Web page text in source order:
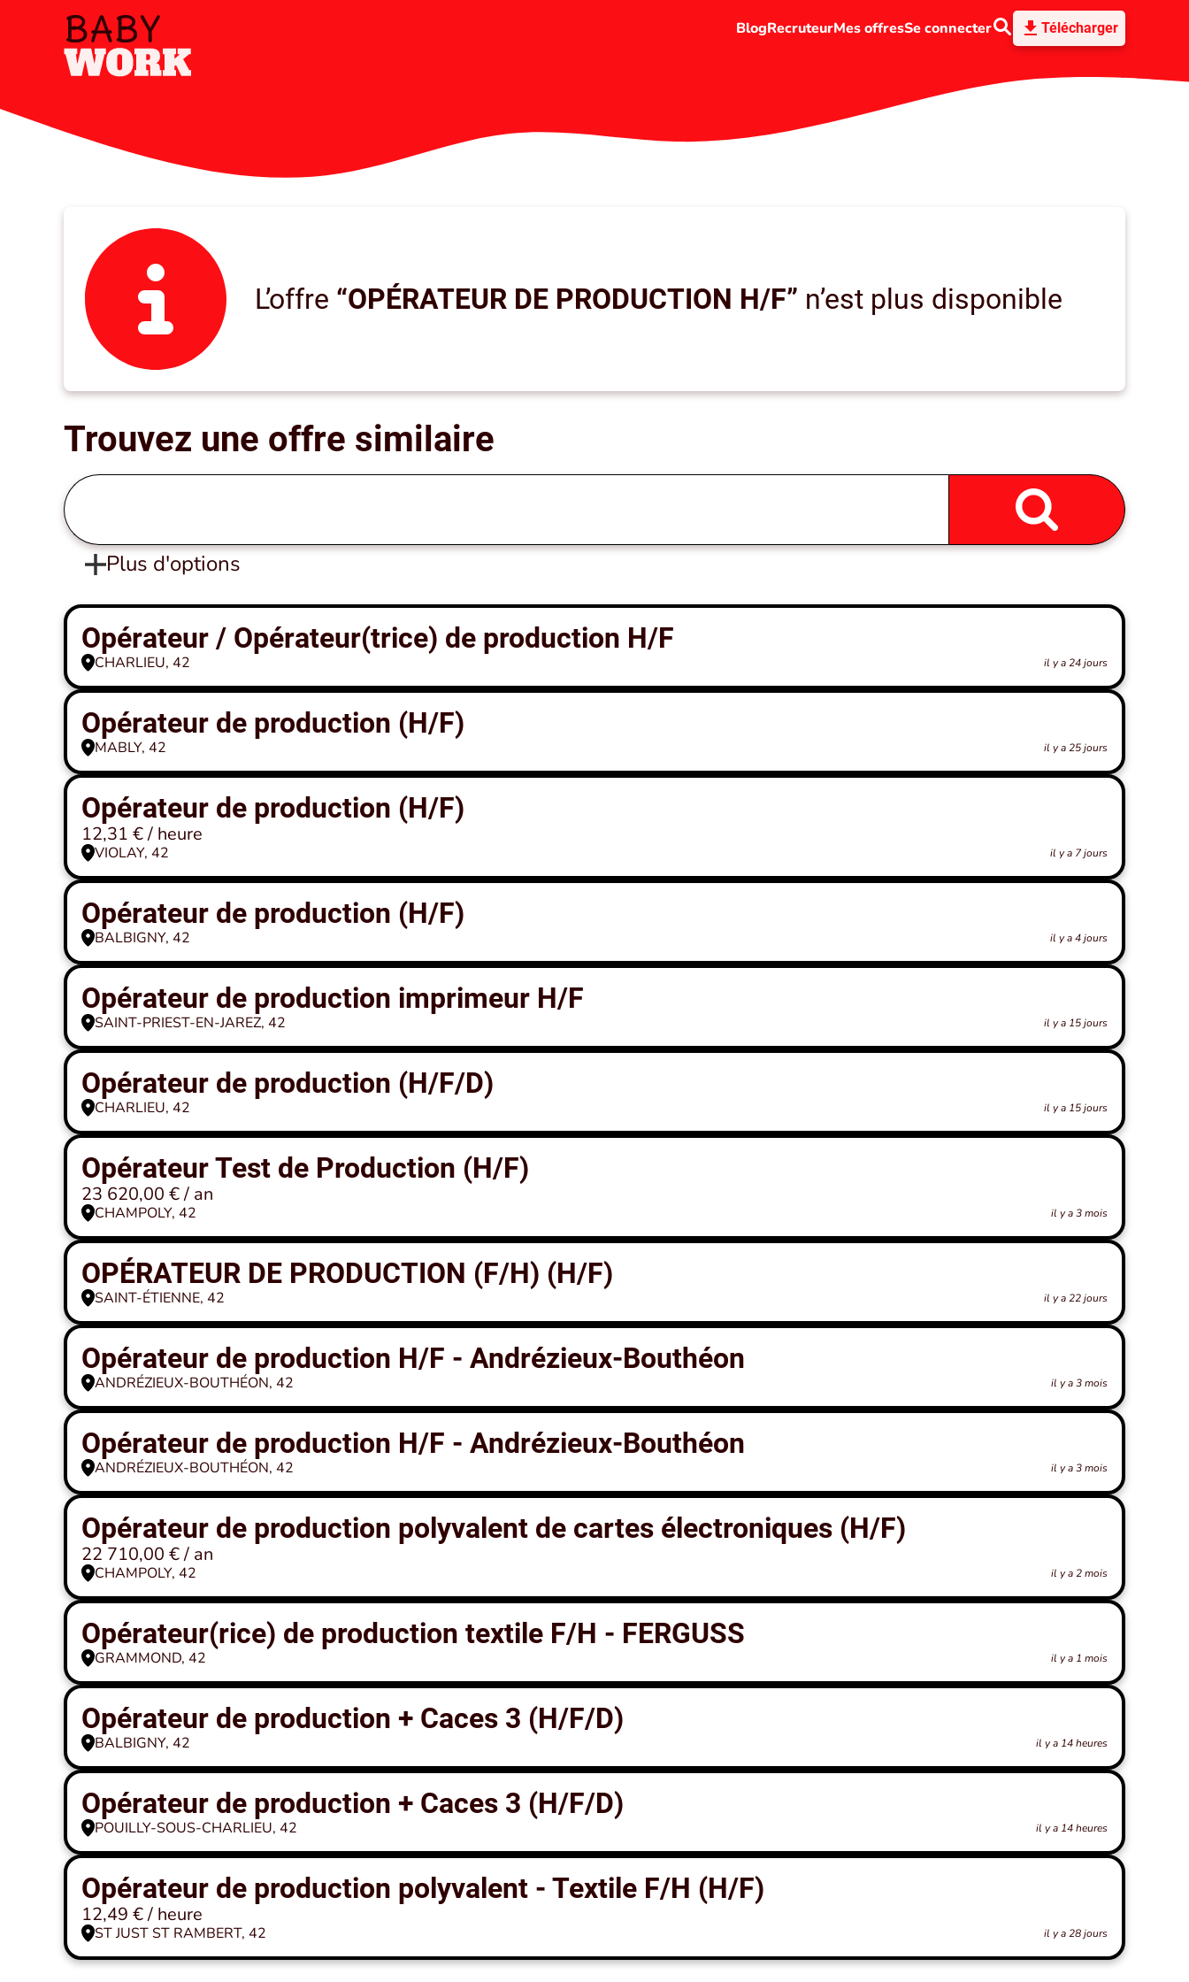
BlogRecruteurMes offresSe connecter Télécharger
L’offre “OPÉRATEUR DE PRODUCTION H/F” n’est plus disponible
Trouvez une offre similaire
Plus d'options
Opérateur / Opérateur(trice) de production H/F
CHARLIEU, 42 il y a 24 jours
Opérateur de production (H/F)
MABLY, 42 il y a 25 jours
Opérateur de production (H/F)
12,31 € / heure
VIOLAY, 42 il y a 7 jours
Opérateur de production (H/F)
BALBIGNY, 42 il y a 4 jours
Opérateur de production imprimeur H/F
SAINT-PRIEST-EN-JAREZ, 42 il y a 15 jours
Opérateur de production (H/F/D)
CHARLIEU, 42 il y a 15 jours
Opérateur Test de Production (H/F)
23 620,00 € / an
CHAMPOLY, 42 il y a 3 mois
OPÉRATEUR DE PRODUCTION (F/H) (H/F)
SAINT-ÉTIENNE, 42 il y a 22 jours
Opérateur de production H/F - Andrézieux-Bouthéon
ANDRÉZIEUX-BOUTHÉON, 42 il y a 3 mois
Opérateur de production H/F - Andrézieux-Bouthéon
ANDRÉZIEUX-BOUTHÉON, 42 il y a 3 mois
Opérateur de production polyvalent de cartes électroniques (H/F)
22 710,00 € / an
CHAMPOLY, 42 il y a 2 mois
Opérateur(rice) de production textile F/H - FERGUSS
GRAMMOND, 42 il y a 1 mois
Opérateur de production + Caces 3 (H/F/D)
BALBIGNY, 42 il y a 14 heures
Opérateur de production + Caces 3 (H/F/D)
POUILLY-SOUS-CHARLIEU, 42 il y a 14 heures
Opérateur de production polyvalent - Textile F/H (H/F)
12,49 € / heure
ST JUST ST RAMBERT, 42 il y a 28 jours